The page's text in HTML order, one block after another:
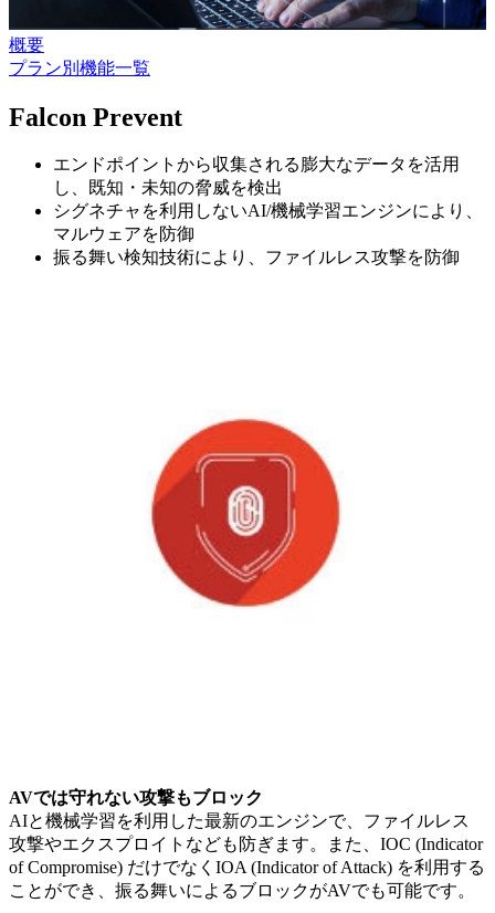
概要
プラン別機能一覧
Falcon Prevent
エンドポイントから収集される膨大なデータを活用
し、既知・未知の脅威を検出
シグネチャを利用しないAI/機械学習エンジンにより、
マルウェアを防御
振る舞い検知技術により、ファイルレス攻撃を防御
AVでは守れない攻撃もブロック
AIと機械学習を利用した最新のエンジンで、ファイルレス
攻撃やエクスプロイトなども防ぎます。また、IOC (Indicator
of Compromise) だけでなくIOA (Indicator of Attack) を利用する
ことができ、振る舞いによるブロックがAVでも可能です。